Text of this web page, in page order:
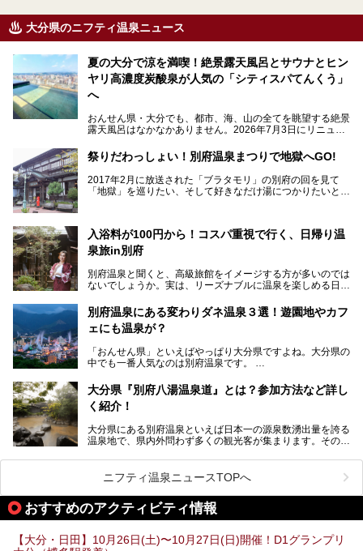
大分県のニフティ温泉ニュース
夏の大分で涼を満喫！絶景露天風呂とサウナとヒン
ヤリ高濃度炭酸泉が人気の「シティスパてんくう」
へ
おんせん県・大分でも、都市、海、山の全てを眺望する絶景
露天風呂はなかなかありません。2026年7月3日にリニュー
てんくう(CITY SPA てんくう)」は、なんとJR大分駅直結と
いう利便性の高さ！
地上80mという圧倒的な開放感が魅力。温泉、ロウリュサウ
ナ、そしてひんやりとした約27度の高濃度炭酸泉で交互浴
併設の「JR九州ホテル ブラッサム大分」に泊まって、この
「シティスパてんくう」をたっぷり満喫してきたのでレポー
ルダウンできるスイーツ情報と併せてお楽しみください！
提供元：大分県【PR】
この記事は大分県のPR記事です。
祭りだわっしょい！別府温泉まつりで地獄へGO!
2017年2月に放送された「ブラタモリ」の別府の回を見て
「地獄」を巡りたい、そして好きなだけ湯につかりたいと切
まつり」が開催されます。その期間は嬉しいことに100以上
の共同浴場がなんと無料開放されるんです！普段から入浴料
が100円と安いのに、いいんですかタダにしちゃって!?
しかも4/2には「東京ディズニーリゾートスペシャルパレー
ド」も行われます。つまり別府に行けば「地獄」も「ミッキ
ーマウス」も拝める稀有なイベントですよ、これは行くしか
ない！
源泉数、湧出量ともに日本一の温泉県とも言われる大分県。
な市営温泉をまとめました。
Let’s go to Hell !
入浴料が100円から！コスパ重視で行く、日帰り温
泉旅in別府
別府温泉と聞くと、高級旅館をイメージする方が多いのでは
ないでしょうか。実は、リーズナブルに温泉を楽しめる日帰
で楽しめる「大分県の別府温泉」に注目してみました。
ニフティ温泉がオススメする温泉施設を紹介しちゃいます！
別府温泉にある変わりダネ温泉３選！遊園地やカフ
ェにも温泉が？
「おんせん県」といえばやっぱり大分県ですよね。大分県の
中でも一番人気なのは別府温泉です。
中いても飽きません。
普通に温泉に浸かる以外にも、別府地獄巡りや砂湯などは有
名ですよね。
別府温泉は共同湯も多く、家庭やマンションにも温泉を引い
ている所もあります。
あるんです。
これを読んで別府温泉巡りの参考になればと思います。
大分県『別府八湯温泉道』とは？参加方法など詳し
く紹介！
大分県にある別府温泉といえば日本一の源泉数湧出量を誇る
温泉地で、県内外問わず多くの観光客が集まります。その別
八湯温泉道とは別府八湯を巡る体験型イベントで、施設を回
って88ヶ所のスタンプを集めて温泉名人の認定を目指すと
いうものです。
別府には朝早くから夜遅くまでやっている地元に根付いた銭
湯や、日帰りのみの大きな施設など様々な形態の温泉があり
人を目指してみてはいかがでしょうか？
ニフティ温泉ニュースTOPへ
おすすめのアクティビティ情報
【大分・日田】10月26日(土)〜10月27日(日)開催！D1グランプリ